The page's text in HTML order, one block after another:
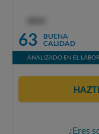
63
BUENA
CALIDAD
ANALIZADO EN EL
¿Eres